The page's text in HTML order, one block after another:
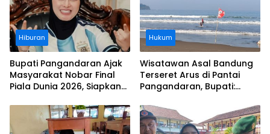
Hiburan
Bupati Pangandaran Ajak
Masyarakat Nobar Final
Piala Dunia 2026, Siapkan
Hukum
Wisatawan Asal Bandung
Terseret Arus di Pantai
Pangandaran, Bupati:
Aturan